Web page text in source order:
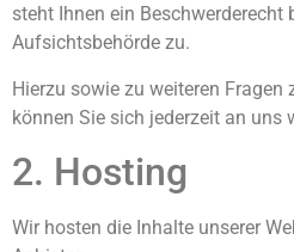
steht Ihnen ein Beschwerderecht
Aufsichtsbehörde zu.
Hierzu sowie zu weiteren
können Sie sich jederzeit an uns
2. Hosting
Wir hosten die Inhalte unserer